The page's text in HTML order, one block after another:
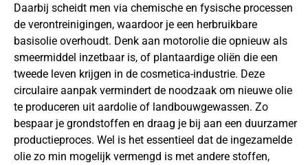
Daarbij scheidt men via chemische en fysische processen
de verontreinigingen, waardoor je een herbruikbare
basisolie overhoudt. Denk aan motorolie die opnieuw als
smeermiddel inzetbaar is, of plantaardige oliën die een
tweede leven krijgen in de cosmetica-industrie. Deze
circulaire aanpak vermindert de noodzaak om nieuwe olie
te produceren uit aardolie of landbouwgewassen. Zo
bespaar je grondstoffen en draag je bij aan een duurzamer
productieproces. Wel is het essentieel dat de ingezamelde
olie zo min mogelijk vermengd is met andere stoffen,